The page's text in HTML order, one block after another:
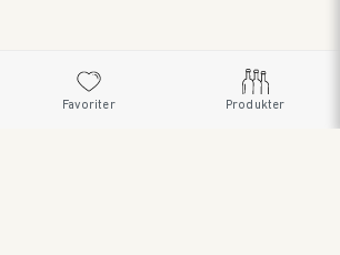
Favoriter Produkter